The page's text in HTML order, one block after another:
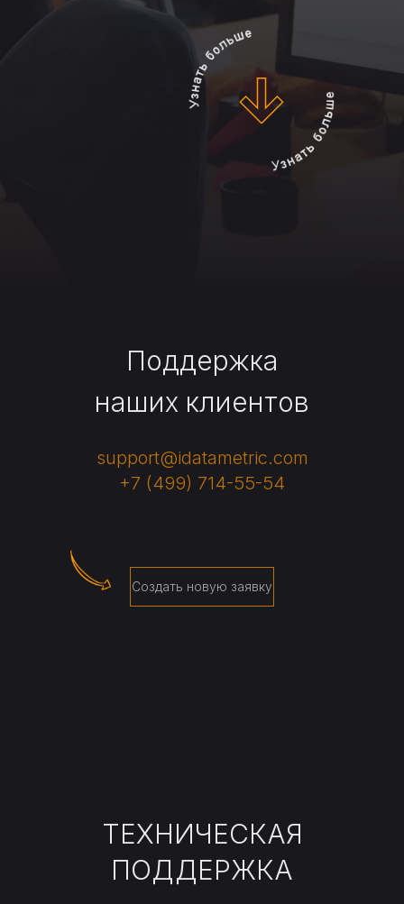
Поддержка
наших клиентов
support@idatametric.com
+7 (499) 714-55-54
Создать новую заявку
ТЕХНИЧЕСКАЯ
ПОДДЕРЖКА